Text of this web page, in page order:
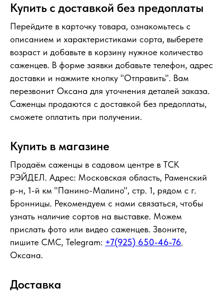
Купить с доставкой без предоплаты
Перейдите в карточку товара, ознакомьтесь с
описанием и характеристиками сорта, выберете
возраст и добавьте в корзину нужное количество
саженцев. В форме заявки добавьте телефон, адрес
доставки и нажмите кнопку "Отправить". Вам
перезвонит Оксана для уточнения деталей заказа.
Саженцы продаются с доставкой без предоплаты,
сможете оплатить при получении.
Купить в магазине
Продаём саженцы в садовом центре в ТСК
РЭЙДЕЛ. Адрес: Московская область, Раменский
р-н, 1-й км "Панино-Малино", стр. 1, рядом с г.
Бронницы. Рекомендуем с нами связаться, чтобы
узнать наличие сортов на выставке. Можем
прислать фото или видео саженцев. Звоните,
пишите СМС, Telegram: +7(925) 650-46-76,
Оксана.
Доставка